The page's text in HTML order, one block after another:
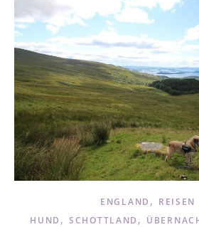
ENGLAND , REISEN
HUND ,SCHOTTLAND ,